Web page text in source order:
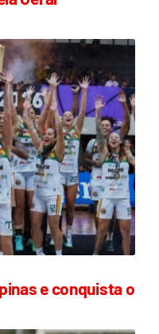
e conquista o